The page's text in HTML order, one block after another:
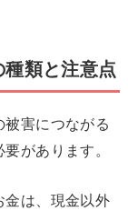
類と注意点
害につながる
があります。
金は、現金以外